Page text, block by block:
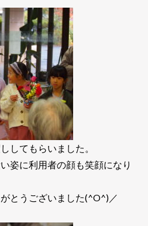
してもらいました。
姿に利用者の顔も笑顔になり
とうございました(^O^)／